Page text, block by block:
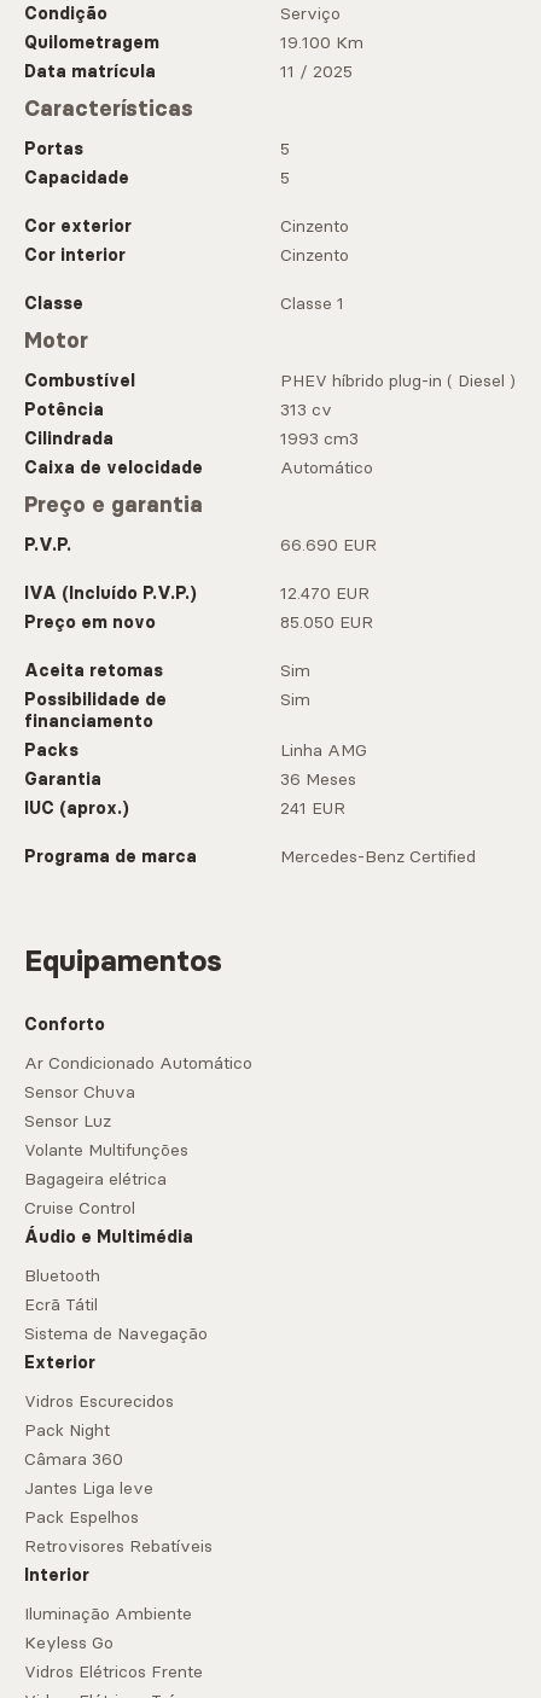
Condição
Serviço
Quilometragem
19.100 Km
Data matrícula
11 / 2025
Características
Portas
5
Capacidade
5
Cor exterior
Cinzento
Cor interior
Cinzento
Classe Classe 1
Motor
Combustível
PHEV híbrido plug-in ( Diesel )
Potência
313 cv
Cilindrada
1993 cm3
Caixa de velocidade
Automático
Preço e garantia
P.V.P. 66.690 EUR
IVA (Incluído P.V.P.)
12.470 EUR
Preço em novo
85.050 EUR
Aceita retomas
Sim
Possibilidade de
financiamento
Sim
Packs
Linha AMG
Garantia
36 Meses
IUC (aprox.)
241 EUR
Programa de marca Mercedes-Benz Certified
Equipamentos
Conforto
Ar Condicionado Automático
Sensor Chuva
Sensor Luz
Volante Multifunções
Bagageira elétrica
Cruise Control
Áudio e Multimédia
Bluetooth
Ecrã Tátil
Sistema de Navegação
Exterior
Vidros Escurecidos
Pack Night
Câmara 360
Jantes Liga leve
Pack Espelhos
Retrovisores Rebatíveis
Interior
Iluminação Ambiente
Keyless Go
Vidros Elétricos Frente